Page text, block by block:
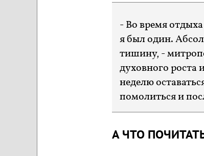
- Во время
я был один.
тишину, -
духовного роста
неделю
помолиться и
А ЧТО